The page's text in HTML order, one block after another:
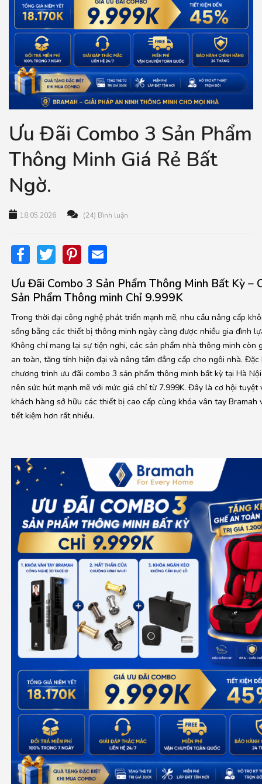
Ưu Đãi Combo 3 Sản Phẩm
Thông Minh Giá Rẻ Bất
Ngờ.
18.05.2026 (24) Bình luận
Facebook
TwitterPinterest
Ưu Đãi Combo 3 Sản Phẩm Thông Minh Bất Kỳ –
Sản Phẩm Thông minh Chỉ 9.999K
Trong thời đại công nghệ phát triển mạnh mẽ, nhu cầu nâng cấp
sống bằng các thiết bị thông minh ngày càng được nhiều gia đình
Không chỉ mang lại sự tiện nghi, các sản phẩm nhà thông minh còn
an toàn, tăng tính hiện đại và nâng tầm đẳng cấp cho ngôi nhà. Đặc
chương trình ưu đãi combo 3 sản phẩm thông minh bất kỳ tại Hà
nên sức hút mạnh mẽ với mức giá chỉ từ 7.999K. Đây là cơ hội tuyệt
khách hàng sở hữu các thiết bị cao cấp cùng khóa vân tay Bramah
tiết kiệm hơn rất nhiều.